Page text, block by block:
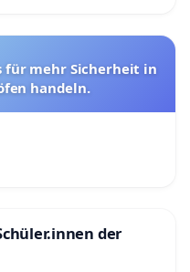
für mehr Sicherheit in
handeln.
der